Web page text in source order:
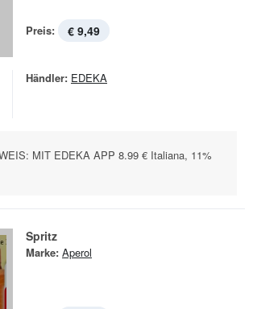
Preis: € 9,49
Händler: EDEKA
MIT EDEKA APP 8.99 € Italiana, 11%
Spritz
Marke: Aperol